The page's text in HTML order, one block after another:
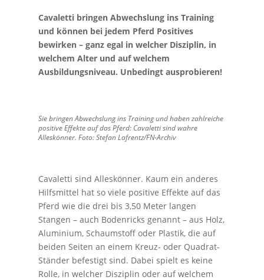
Cavaletti bringen Abwechslung ins Training
und können bei jedem Pferd Positives
bewirken – ganz egal in welcher Disziplin, in
welchem Alter und auf welchem
Ausbildungsniveau. Unbedingt ausprobieren!
Sie bringen Abwechslung ins Training und haben zahlreiche
positive Effekte auf das Pferd: Cavaletti sind wahre
Alleskönner. Foto: Stefan Lafrentz/FN-Archiv
Cavaletti sind Alleskönner. Kaum ein anderes
Hilfsmittel hat so viele positive Effekte auf das
Pferd wie die drei bis 3,50 Meter langen
Stangen – auch Bodenricks genannt – aus Holz,
Aluminium, Schaumstoff oder Plastik, die auf
beiden Seiten an einem Kreuz- oder Quadrat-
Ständer befestigt sind. Dabei spielt es keine
Rolle, in welcher Disziplin oder auf welchem